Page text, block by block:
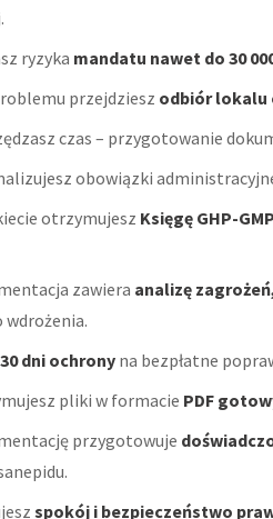
ryzyka mandatu nawet do 30
przejdziesz odbiór lokalu
czas – przygotowanie
obowiązki
otrzymujesz Księgę GHP-
zawiera analizę
30 dni ochrony na bezpłatne
pliki w formacie PDF
przygotowuje
spokój i bezpieczeństwo